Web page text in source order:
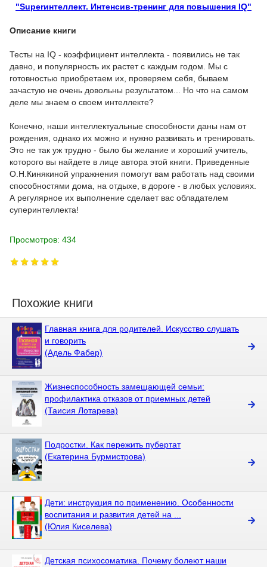
"Superинтеллект. Интенсив-тренинг для повышения IQ"
Описание книги
Тесты на IQ - коэффициент интеллекта - появились не так
давно, и популярность их растет с каждым годом. Мы с
готовностью приобретаем их, проверяем себя, бываем
зачастую не очень довольны результатом... Но что на самом
деле мы знаем о своем интеллекте?
Конечно, наши интеллектуальные способности даны нам от
рождения, однако их можно и нужно развивать и тренировать.
Это не так уж трудно - было бы желание и хороший учитель,
которого вы найдете в лице автора этой книги. Приведенные
О.Н.Кинякиной упражнения помогут вам работать над своими
способностями дома, на отдыхе, в дороге - в любых условиях.
А регулярное их выполнение сделает вас обладателем
суперинтеллекта!
Просмотров: 434
Похожие книги
Главная книга для родителей. Искусство слушать
и говорить
(Адель Фабер)
Жизнеспособность замещающей семьи:
профилактика отказов от приемных детей
(Таисия Лотарева)
Подростки. Как пережить пубертат
(Екатерина Бурмистрова)
Дети: инструкция по применению. Особенности
воспитания и развития детей на ...
(Юлия Киселева)
Детская психосоматика. Почему болеют наши